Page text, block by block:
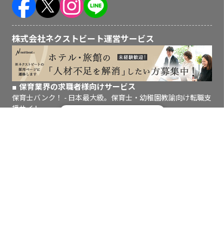
株式会社ネクストビート運営サービス
保育業界の求職者様向けサービス
保育士バンク！ - 日本最大級。保育士・幼稚園教諭向け転職支
援サイト